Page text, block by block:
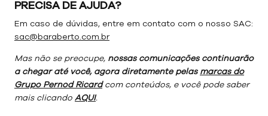
PRECISA DE AJUDA?
Em caso de dúvidas, entre em contato com o nosso SAC:
sac@baraberto.com.br
Mas não se preocupe, nossas comunicações continuarão
a chegar até você, agora diretamente pelas marcas do
Grupo Pernod Ricardcom conteúdos, e você pode saber
mais clicando AQUI.